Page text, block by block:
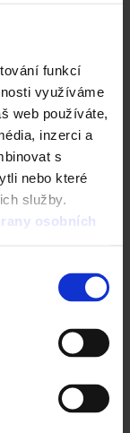
funkcí
využíváme
web používáte,
inzerci a
s
nebo které
služby.
osobních